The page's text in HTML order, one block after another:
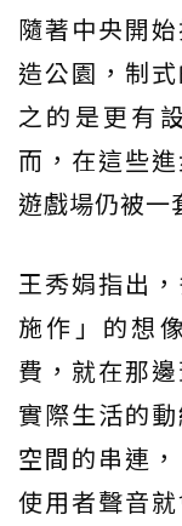
隨著中央開
造公園，制
之的是更有
而，在這些
遊戲場仍被一
王秀娟指出
施作」的想
費，就在那
實際生活的
空間的串連
使用者聲音